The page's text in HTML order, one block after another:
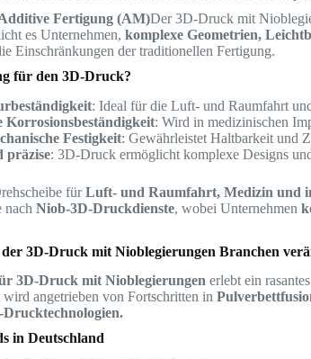
Fertigung (AM)Der 3D-Druck mit
es Unternehmen,komplexe Geometrien,
Einschränkungen der traditionellen Fertigung.
für den 3D-Druck?
: Ideal für die Luft- und Raumfahrt
Korrosionsbeständigkeit: Wird in medizinischen
Festigkeit: Gewährleistet Haltbarkeit und
präzise: 3D-Druck ermöglicht komplexe Designs
fürLuft- und Raumfahrt, Medizin und
nachNiob-3D-Druckdienste, wobei Unternehmen
3D-Druck mit Nioblegierungen Branchen
3D-Druck mit Nioblegierungen erlebt ein
angetrieben von Fortschritten in
Drucktechnologien.
in Deutschland